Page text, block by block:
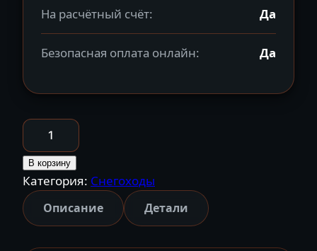
На расчётный счёт: Да
Безопасная оплата онлайн: Да
Количество
товара
Снегоход
BRP
Commander
GT
В корзину
Категория: Снегоходы
Описание Детали